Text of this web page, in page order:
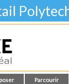
Parcourir